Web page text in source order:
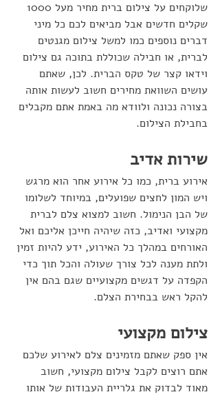
שקלים חדשים אבל מביאים לכם כל מיני
דברים נוספים כמו למשל צילום מגנטים
לברית, או חבילה שכוללת בתוכה גם צילום
וידאו קצר של טקס הברית. לכן, שאתם
עושים השוואת מחירים חשוב לעשות אותה
בצורה נכונה ולוודא מה באמת אתם מקבלים
בחבילת הצילום.
שירות אדיב
אירוע ברית, כמו כל אירוע אחר הוא מרגש
ויש המון לחצים שפועלים, במיוחד לשלומו
של הבן הנימול. חשוב למצוא צלם לברית
מקצועי ואדיב, כזה שיהיה חייכן אליכם ואל
האורחים במהלך כל האירוע, ידע להיות זמין
ולתת מענה לכל צורך שעולה והכל תוך כדי
הקפדה על דגשים מקצועיים שגם בהם אין
להקל ראש בבחירת הצלם.
צילום מקצועי
אין ספק שאתם מזמינים צלם לאירוע שלכם
אתם רוצים לקבל צילום מקצועי, חשוב
מאוד לבדוק את גלריית העבודות של אותו